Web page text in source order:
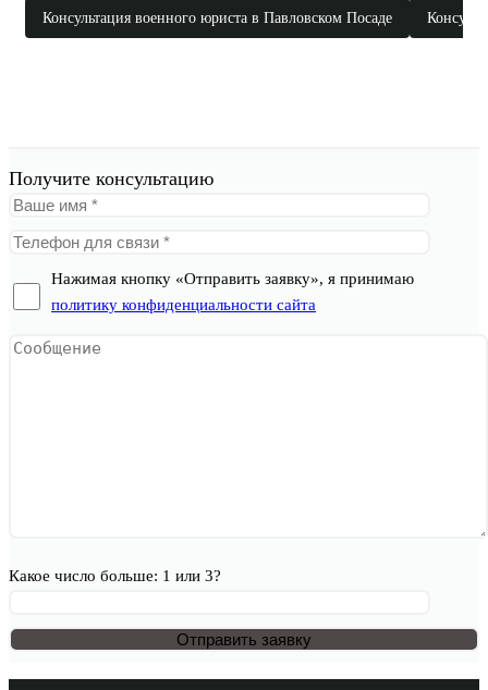
Консультация военного юриста в Павловском Посаде
Получите консультацию
Нажимая кнопку «Отправить заявку», я принимаю
политику конфиденциальности сайта
Какое число больше: 1 или 3?